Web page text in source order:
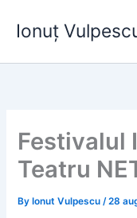
Ionuț
Festivalul
Teatru
By Ionut Vulpescu/28